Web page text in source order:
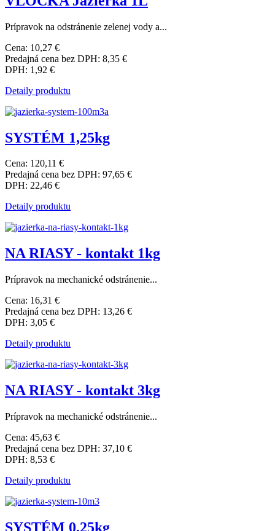
Prípravok na odstránenie zelenej vody a...
Cena: 10,27 €
Predajná cena bez DPH: 8,35 €
DPH: 1,92 €
Detaily produktu
SYSTÉM 1,25kg
Cena: 120,11 €
Predajná cena bez DPH: 97,65 €
DPH: 22,46 €
Detaily produktu
NA RIASY - kontakt 1kg
Prípravok na mechanické odstránenie...
Cena: 16,31 €
Predajná cena bez DPH: 13,26 €
DPH: 3,05 €
Detaily produktu
NA RIASY - kontakt 3kg
Prípravok na mechanické odstránenie...
Cena: 45,63 €
Predajná cena bez DPH: 37,10 €
DPH: 8,53 €
Detaily produktu
SYSTÉM 0,25kg